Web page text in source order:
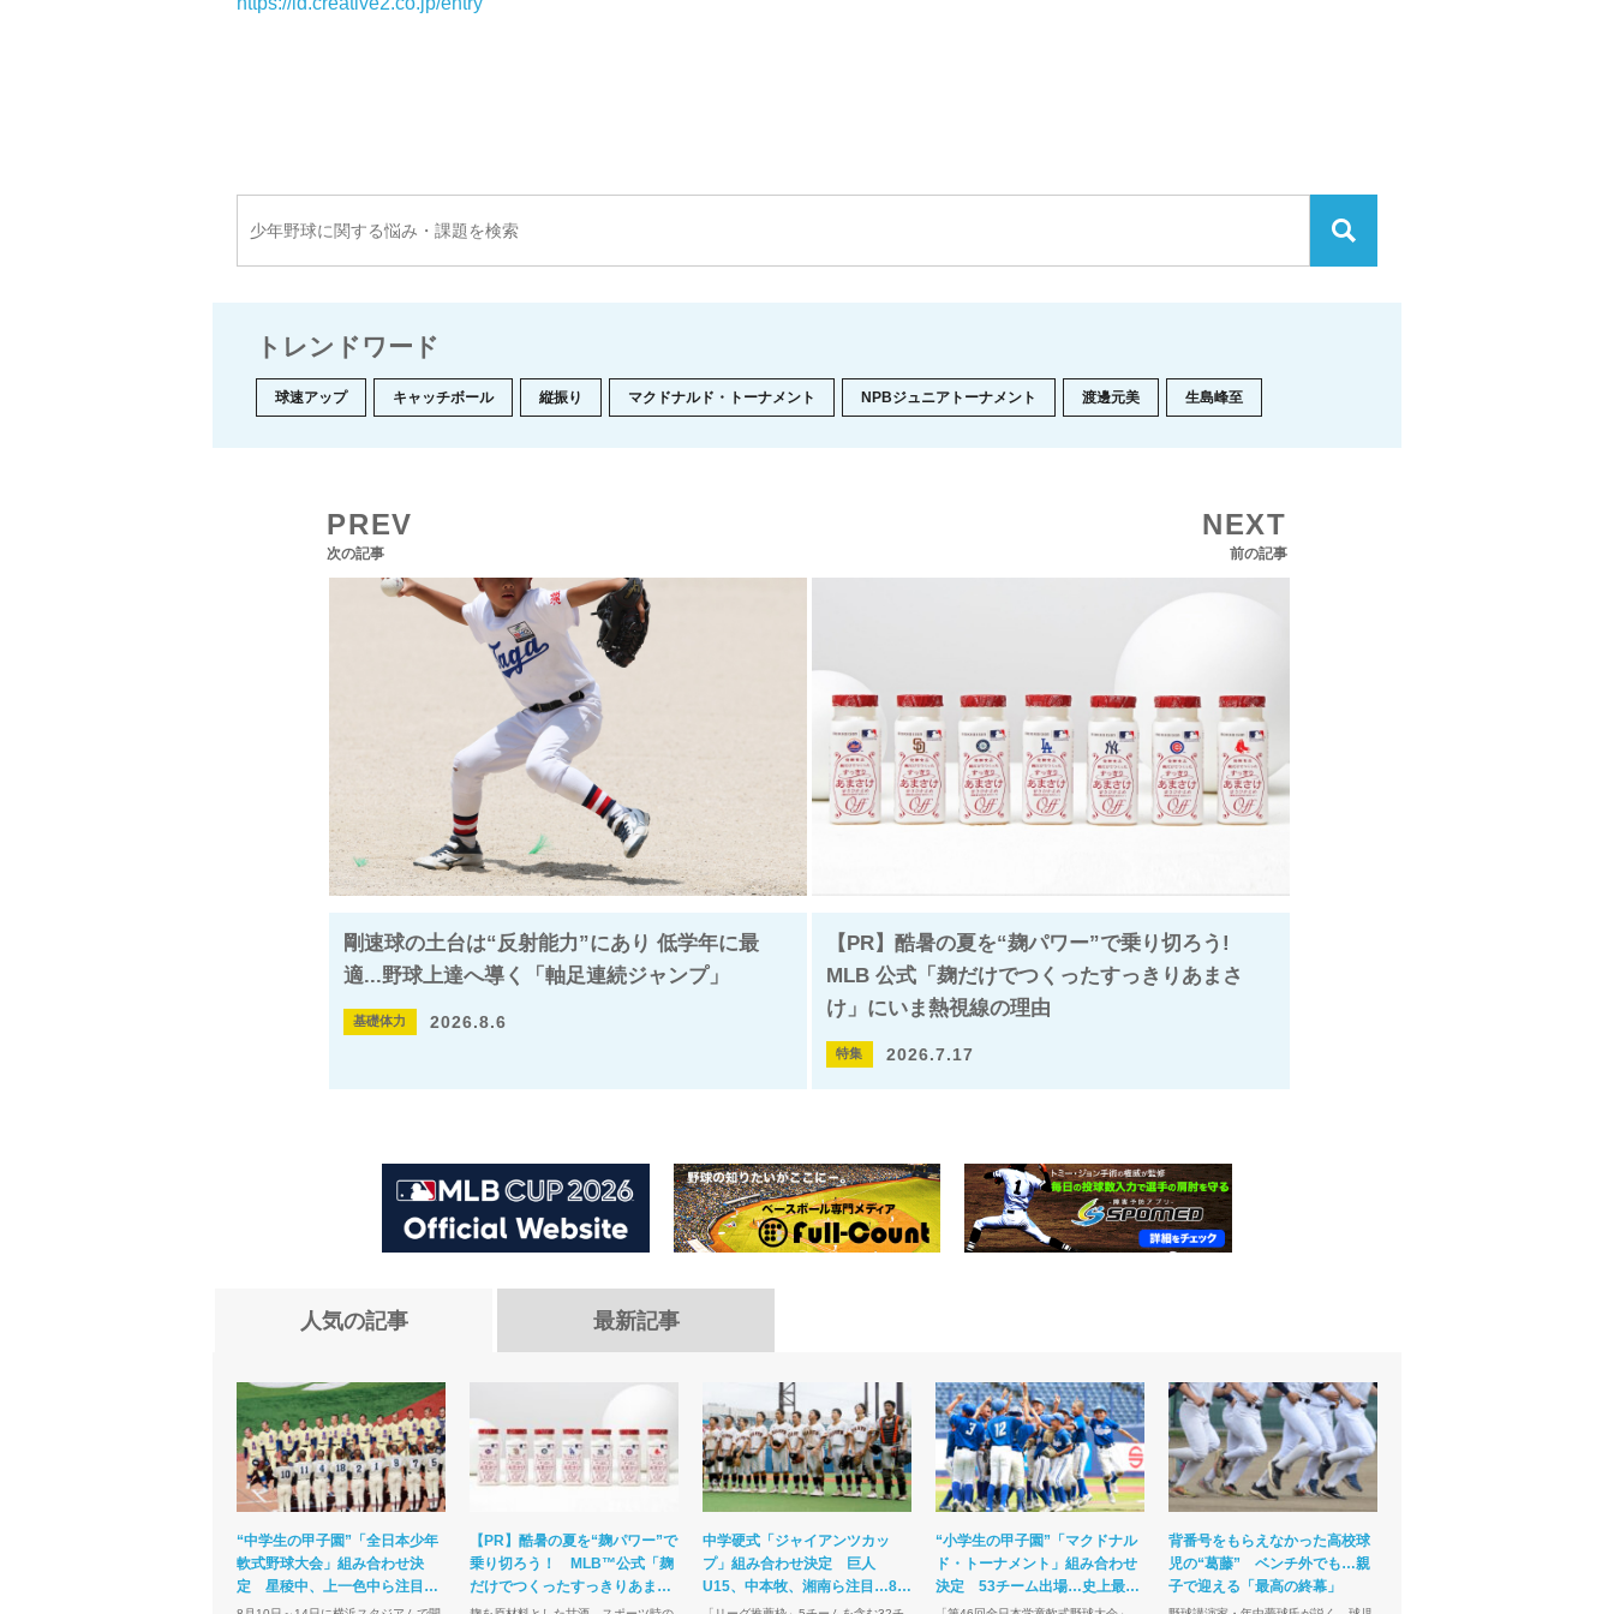
トレンドワード
球速アップ キャッチボール 縦振り マクドナルド・トーナメント NPBジュニアトーナメント 渡邊元美 生島峰至
PREV
次の記事
NEXT
前の記事
剛速球の土台は“反射能力”にあり 低学年に最
適...野球上達へ導く「軸足連続ジャンプ」
基礎体力 2026.8.6
【PR】酷暑の夏を“麹パワー”で乗り切ろう!
MLB 公式「麹だけでつくったすっきりあまさ
け」にいま熱視線の理由
特集 2026.7.17
人気の記事 最新記事
“中学生の甲子園”「全日本少年
軟式野球大会」組み合わせ決
定 星稜中、上一色中ら注目…
離島から出場も
【PR】酷暑の夏を“麹パワー”で
乗り切ろう！ MLB™公式「麹
だけでつくったすっきりあまさ
け」にいま熱視線の理由
中学硬式「ジャイアンツカッ
プ」組み合わせ決定 巨人
U15、中本牧、湘南ら注目…8・
10開幕
“小学生の甲子園”「マクドナル
ド・トーナメント」組み合わせ
決定 53チーム出場…史上最多
狙う長曽根ら注目
背番号をもらえなかった高校球
児の“葛藤” ベンチ外でも…親
子で迎える「最高の終幕」